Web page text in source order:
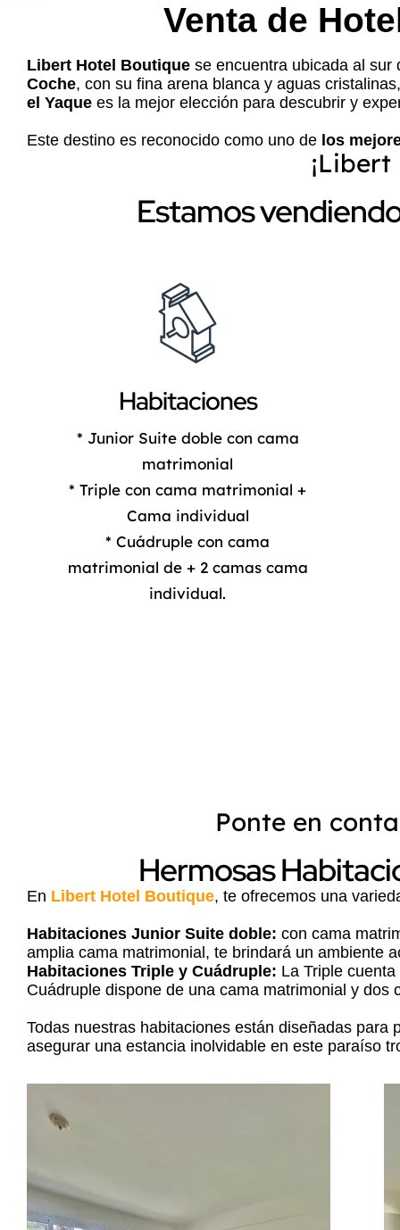
Venta de
Libert Hotel Boutique se encuentra ubicada al sur
Coche, con su fina arena blanca y aguas
el Yaque es la mejor elección para descubrir y
Este destino es reconocido como uno de los
Estamos
Habitaciones
* Junior Suite doble con cama
matrimonial
* Triple con cama matrimonial +
Cama individual
* Cuádruple con cama
matrimonial de + 2 camas cama
individual.
Ponte en
Hermosas
En Libert Hotel Boutique, te ofrecemos una
Habitaciones Junior Suite doble: con cama
amplia cama matrimonial, te brindará un ambiente
Habitaciones Triple y Cuádruple: La Triple
Cuádruple dispone de una cama matrimonial y dos
Todas nuestras habitaciones están diseñadas
asegurar una estancia inolvidable en este paraíso